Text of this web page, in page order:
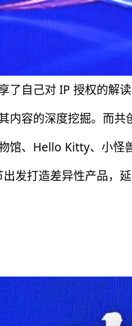
了自己对 IP 授权的解
内容的深度挖掘。而
馆、Hello Kitty、小怪
发打造差异性产品，